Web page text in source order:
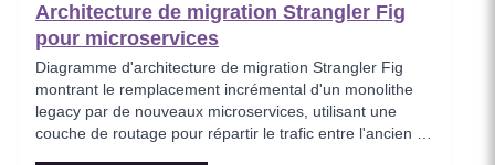
Architecture de migration Strangler Fig
pour microservices
Diagramme d'architecture de migration Strangler Fig
montrant le remplacement incrémental d'un monolithe
legacy par de nouveaux microservices, utilisant une
couche de routage pour répartir le trafic entre l'ancien et